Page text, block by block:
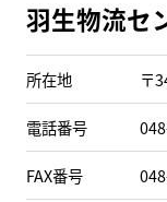
羽生物流セ
所在地 〒
電話番号
FAX番号